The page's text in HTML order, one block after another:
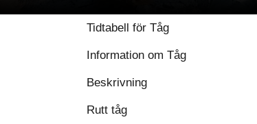
Tidtabell för Tåg
Information om Tåg
Beskrivning
Rutt tåg